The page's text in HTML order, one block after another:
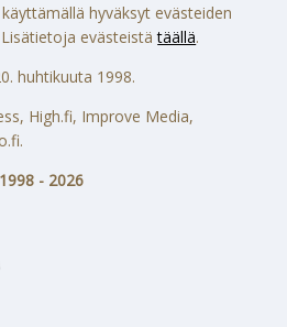
hyväksyt evästeiden
evästeistätäällä.
huhtikuuta 1998.
High.fi, Improve Media,
- 2026